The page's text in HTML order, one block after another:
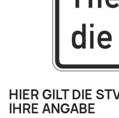
HIER GILT DIE
IHRE ANGABE